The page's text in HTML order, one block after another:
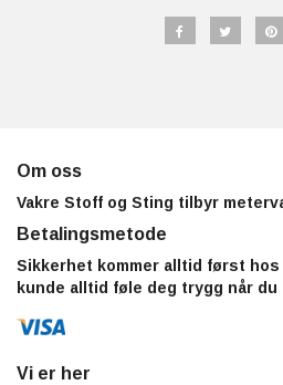
Om oss
Vakre Stoff og Sting tilbyr
Betalingsmetode
Sikkerhet kommer alltid først
kunde alltid føle deg trygg når
Vi er her